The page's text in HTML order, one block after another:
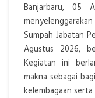
Banjarbaru, 05
Sumpah Jabatan
Agustus 2026,
Kegiatan ini
makna sebagai
kelembagaan